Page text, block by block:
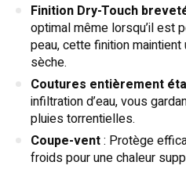
Finition Dry-Touch
optimal même lorsqu’il est
peau, cette finition
sèche.
Coutures entièrement
infiltration d’eau, vous
pluies torrentielles.
Coupe-vent: Protège
froids pour une chaleur